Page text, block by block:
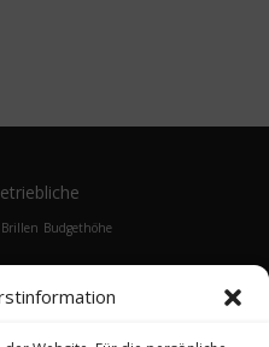
Brillen Budgethöhe
Gesundheitstelefon